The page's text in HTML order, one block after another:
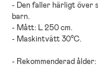
- Den faller härligt över
barn.
- Mått: L 250 cm.
- Maskintvätt 30°C.
- Rekommenderad ålder: